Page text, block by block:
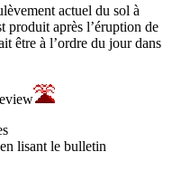
actuel du sol à
produit après l’éruption de
être à l’ordre du jour dans
lisant le bulletin